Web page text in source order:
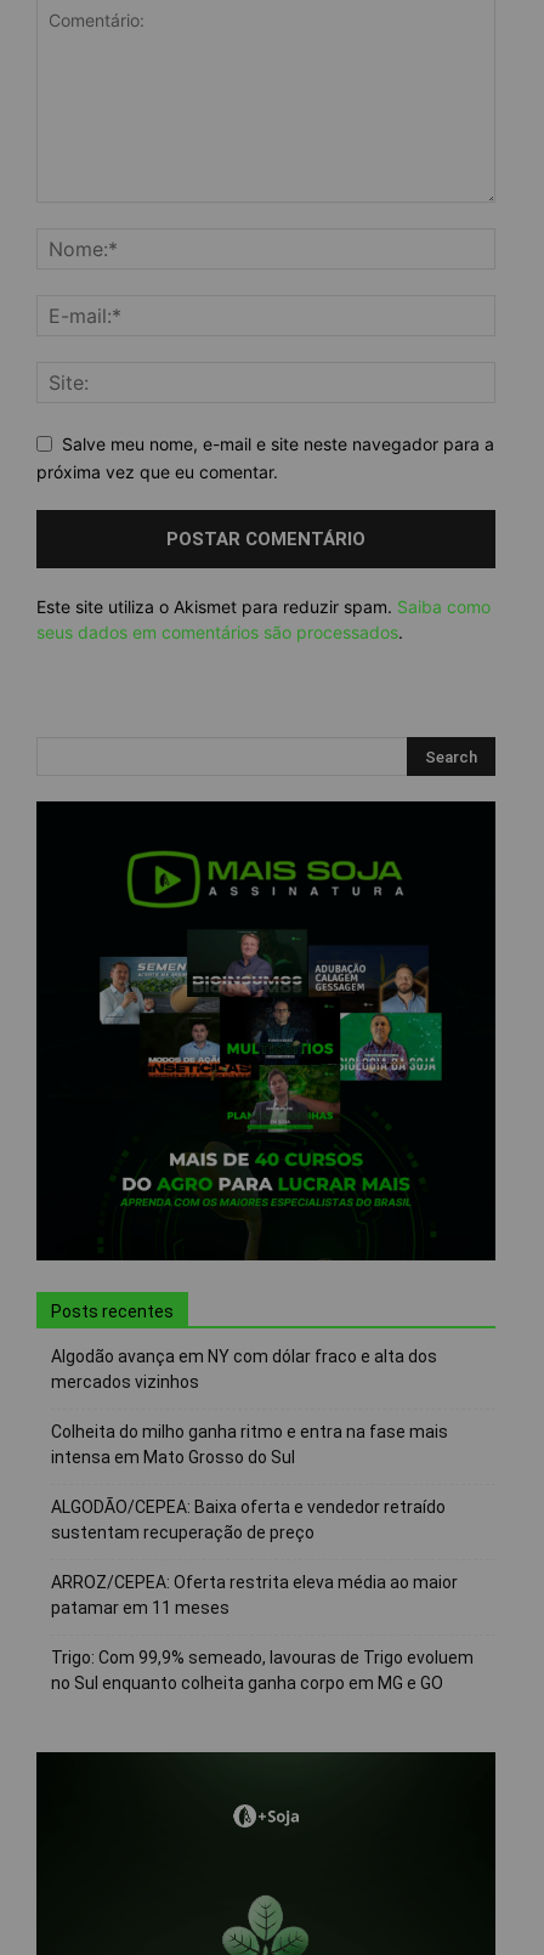
Salve meu nome, e-mail e site neste navegador para a
próxima vez que eu comentar.
Este site utiliza o Akismet para reduzir spam. Saiba como
seus dados em comentários são processados.
Posts recentes
Algodão avança em NY com dólar fraco e alta dos
mercados vizinhos
Colheita do milho ganha ritmo e entra na fase mais
intensa em Mato Grosso do Sul
ALGODÃO/CEPEA: Baixa oferta e vendedor retraído
sustentam recuperação de preço
ARROZ/CEPEA: Oferta restrita eleva média ao maior
patamar em 11 meses
Trigo: Com 99,9% semeado, lavouras de Trigo evoluem
no Sul enquanto colheita ganha corpo em MG e GO